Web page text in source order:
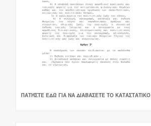
ΠΑΤΉΣΤΕ ΕΔΏ ΓΙΑ ΝΑ ΔΙΑΒΆΣΕΤΕ ΤΟ ΚΑΤΑΣΤΑΤΙΚΌ